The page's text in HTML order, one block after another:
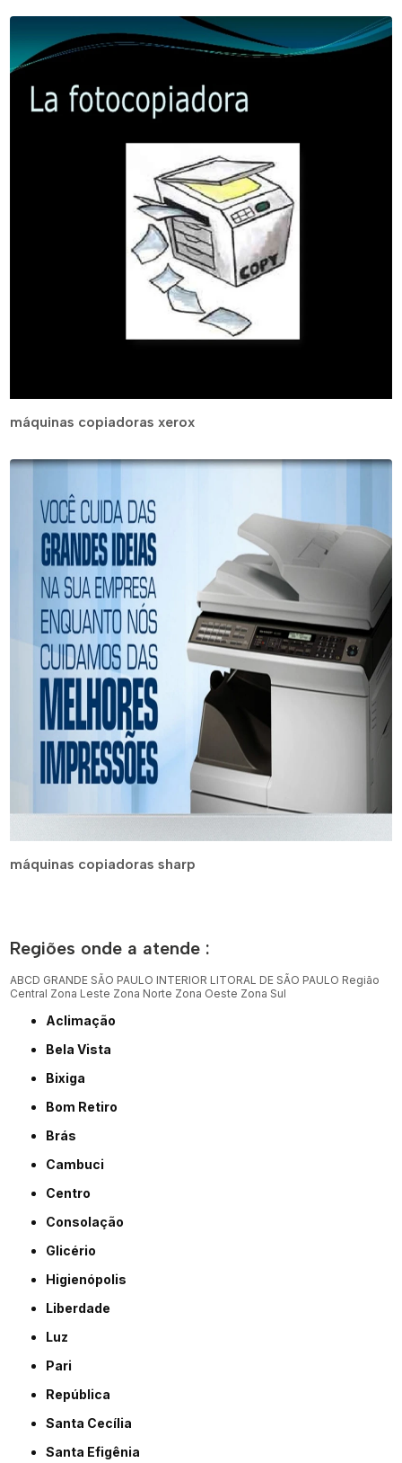
máquinas copiadoras xerox
máquinas copiadoras sharp
Regiões onde a atende :
ABCD GRANDE SÃO PAULO INTERIOR LITORAL DE SÃO PAULO Região
Central Zona Leste Zona Norte Zona Oeste Zona Sul
Aclimação
Bela Vista
Bixiga
Bom Retiro
Brás
Cambuci
Centro
Consolação
Glicério
Higienópolis
Liberdade
Luz
Pari
República
Santa Cecília
Santa Efigênia